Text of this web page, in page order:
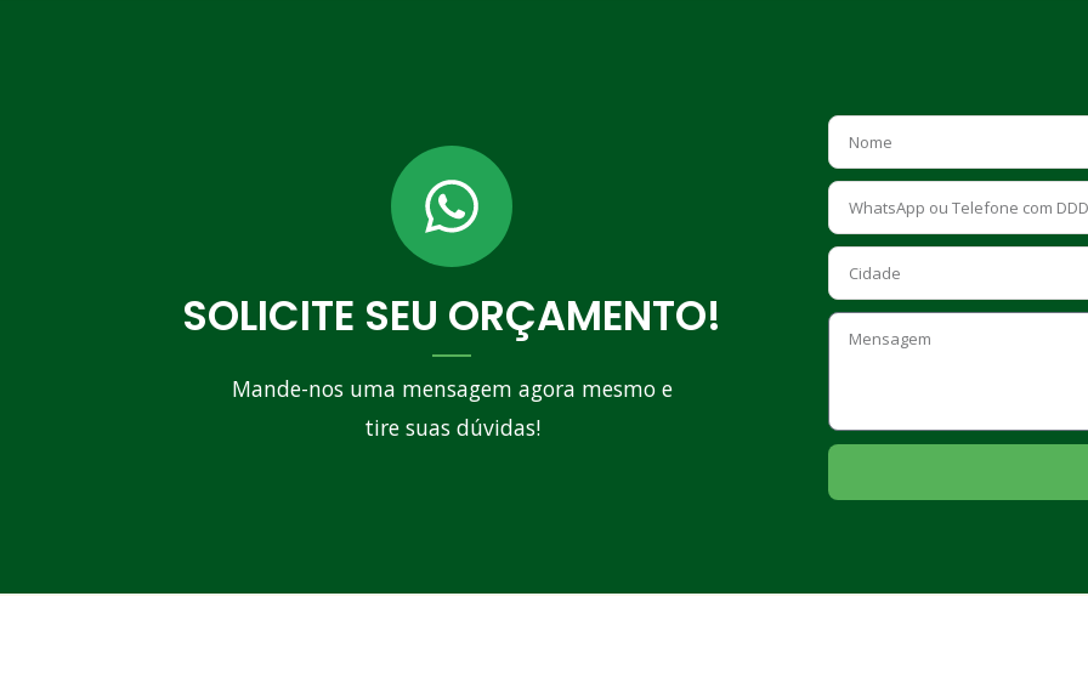
SOLICITE SEU ORÇAMENTO!
Mande-nos uma mensagem agora mesmo e
tire suas dúvidas!